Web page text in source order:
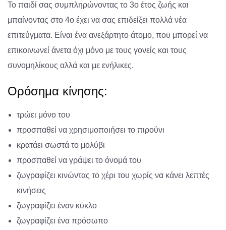
Το παιδί σας συμπληρώνοντας το 3ο έτος ζωής και
μπαίνοντας στο 4ο έχει να σας επιδείξει πολλά νέα
επιτεύγματα. Είναι ένα ανεξάρτητο άτομο, που μπορεί να
επικοινωνεί άνετα όχι μόνο με τους γονείς και τους
συνομηλίκους αλλά και με ενήλικες.
Ορόσημα κίνησης:
τρώει μόνο του
προσπαθεί να χρησιμοποιήσει το πιρούνι
κρατάει σωστά το μολύβι
προσπαθεί να γράψει το όνομά του
ζωγραφίζει κινώντας το χέρι του χωρίς να κάνει λεπτές
κινήσεις
ζωγραφίζει έναν κύκλο
ζωγραφίζει ένα πρόσωπο